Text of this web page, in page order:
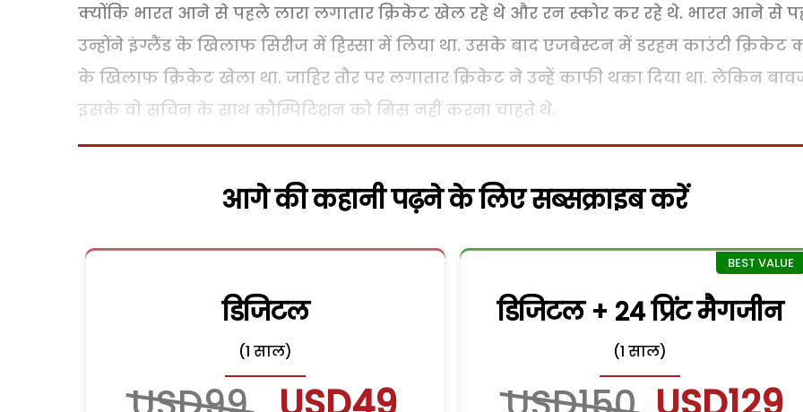
क्योंकि भारत आने से पहले लारा लगातार क्रिकेट खेल रहे थे और रन स्कोर कर रहे थे. भारत आने से
उन्होंने इंग्लैंड के खिलाफ सिरीज में हिस्सा में लिया था. उसके बाद एजबेस्टन में डरहम काउंटी क्रिकेट
के खिलाफ क्रिकेट खेला था. जाहिर तौर पर लगातार क्रिकेट ने उन्हें काफी थका दिया था. लेकिन
इसके वो सचिन के साथ कौम्पिटिशन को मिस नहीं करना चाहते थे.
आगे की कहानी पढ़ने के लिए सब्सक्राइब करें
डिजिटल
(1 साल)
डिजिटल + 24 प्रिंट मैगजीन
(1 साल)